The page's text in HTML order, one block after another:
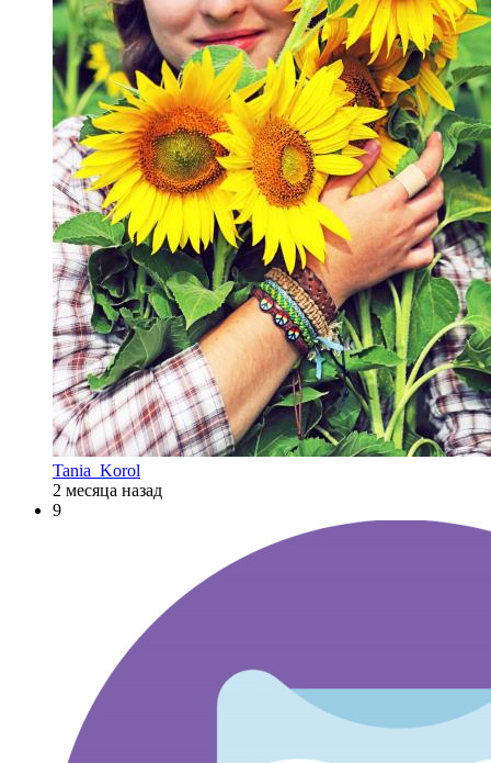
Tania_Korol
2 месяца назад
9